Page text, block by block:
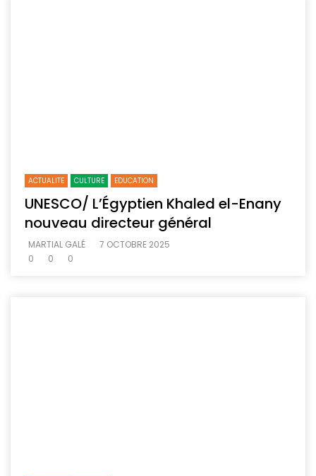
ACTUALITE CULTURE EDUCATION
UNESCO/ L’Égyptien Khaled el-Enany
nouveau directeur général
MARTIAL GALÉ
7 OCTOBRE 2025
0
0 0